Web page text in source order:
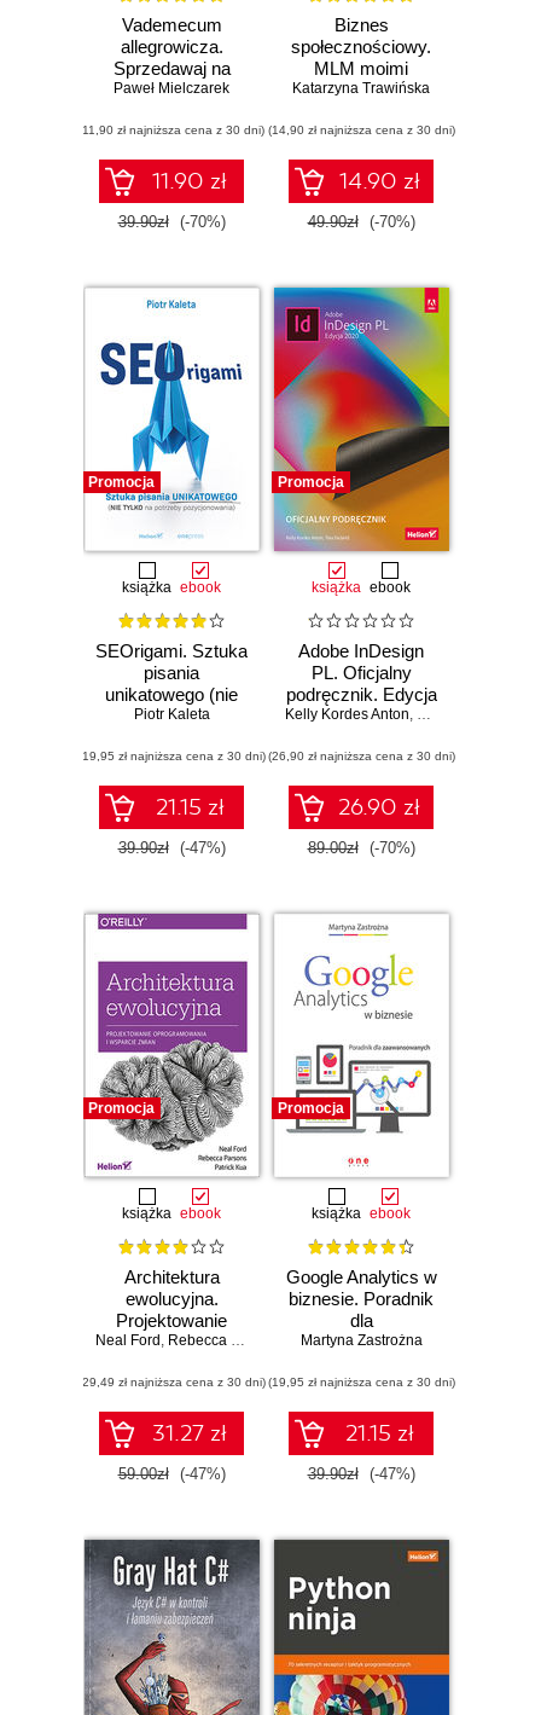
Vademecum
allegrowicza.
Sprzedawaj na
pomarańczowym
tajemnic
Paweł Mielczarek
(11,90 zł najniższa cena z 30 dni)
11.90 zł
39.90zł (-70%)
Biznes
społecznościowy.
MLM moimi
oczami (b2b)
Katarzyna Trawińska
(14,90 zł najniższa cena z 30 dni)
14.90 zł
49.90zł (-70%)
Promocja
książka ebook
SEOrigami. Sztuka
pisania
unikatowego (nie
tylko na potrzeby
Piotr Kaleta
(19,95 zł najniższa cena z 30 dni)
21.15 zł
39.90zł (-47%)
Promocja
książka ebook
Adobe InDesign
PL. Oficjalny
podręcznik. Edycja
2020
Kelly Kordes Anton, Tina DeJarld
(26,90 zł najniższa cena z 30 dni)
26.90 zł
89.00zł (-70%)
Promocja
książka ebook
Architektura
ewolucyjna.
Projektowanie
oprogramowania i
Neal Ford , Rebecca Parsons Patrick Kua
(29,49 zł najniższa cena z 30 dni)
31.27 zł
59.00zł (-47%)
Promocja
książka ebook
Google Analytics w
biznesie. Poradnik
dla
zaawansowanych
Martyna Zastrożna
(19,95 zł najniższa cena z 30 dni)
21.15 zł
39.90zł (-47%)